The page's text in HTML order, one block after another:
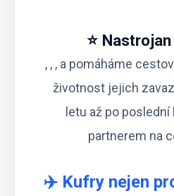
⭐
, , , a pomáháme
životnost jejich
letu až po
partnerem na
✈️ Kufry nejen